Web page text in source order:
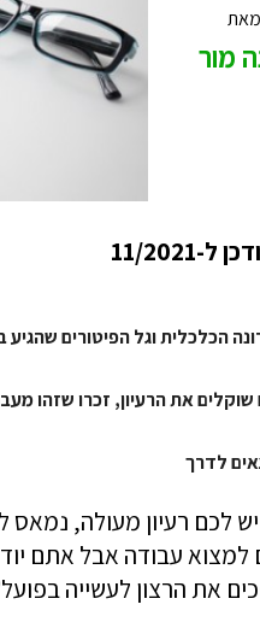
מאת
מור
ל-11/2021
הכלכלית וגל הפיטורים
את הרעיון, זכרו שזהו
לדרך
לכם רעיון מעולה, נמאס
למצוא עבודה אבל אתם
את הרצון לעשייה